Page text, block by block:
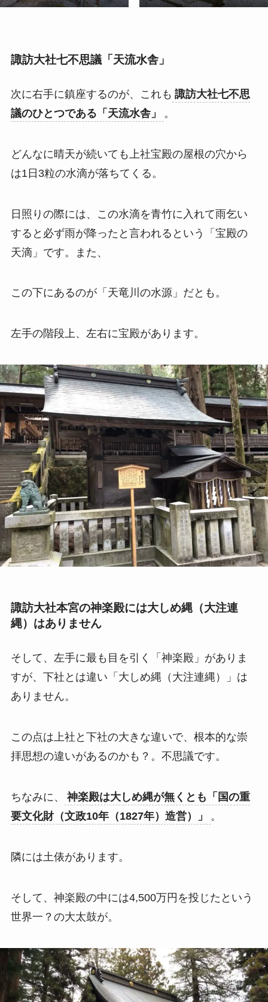
諏訪大社七不思議「天流水舎」
次に右手に鎮座するのが、これも 諏訪大社七不思
議のひとつである「天流水舎」
。
どんなに晴天が続いても上社宝殿の屋根の穴から
は1日3粒の水滴が落ちてくる。
日照りの際には、この水滴を青竹に入れて雨乞い
すると必ず雨が降ったと言われるという「宝殿の
天滴」です。また、
この下にあるのが「天竜川の水源」だとも。
左手の階段上、左右に宝殿があります。
諏訪大社本宮の神楽殿には大しめ縄（大注連
縄）はありません
そして、左手に最も目を引く「神楽殿」がありま
すが、下社とは違い「大しめ縄（大注連縄）」は
ありません。
この点は上社と下社の大きな違いで、根本的な崇
拝思想の違いがあるのかも？。不思議です。
ちなみに、
神楽殿は大しめ縄が無くとも「国の重
要文化財（文政10年（1827年）造営）」
。
隣には土俵があります。
そして、神楽殿の中には4,500万円を投じたという
世界一？の大太鼓が。